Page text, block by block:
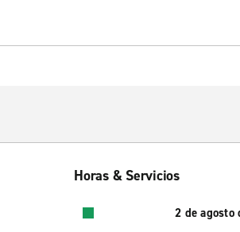
Horas & Servicios
2 de agosto